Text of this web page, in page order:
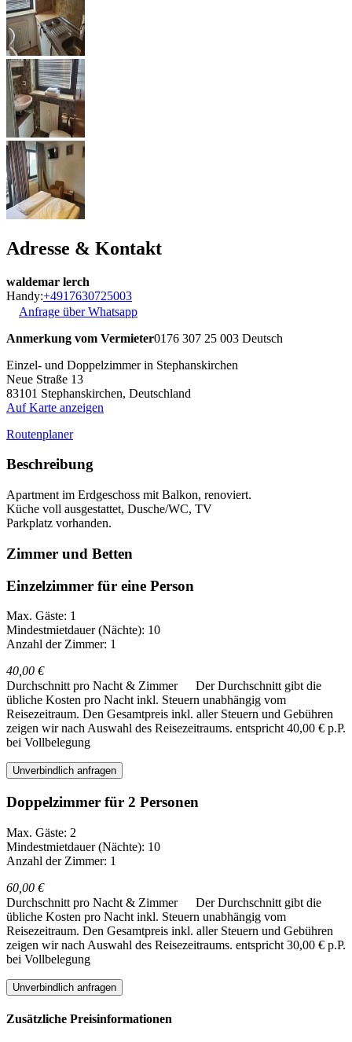
Adresse & Kontakt
waldemar lerch
Handy:+4917630725003
Anfrage über Whatsapp
Anmerkung vom Vermieter0176 307 25 003 Deutsch
Einzel- und Doppelzimmer in Stephanskirchen
Neue Straße 13
83101 Stephanskirchen, Deutschland
Auf Karte anzeigen
Routenplaner
Beschreibung
Apartment im Erdgeschoss mit Balkon, renoviert.
Küche voll ausgestattet, Dusche/WC, TV
Parkplatz vorhanden.
Zimmer und Betten
Einzelzimmer für eine Person
Max. Gäste: 1
Mindestmietdauer (Nächte): 10
Anzahl der Zimmer: 1
40,00 €
Durchschnitt pro Nacht & Zimmer
Der Durchschnitt gibt die
übliche Kosten pro Nacht inkl. Steuern unabhängig vom
Reisezeitraum. Den Gesamtpreis inkl. aller Steuern und Gebühren
zeigen wir nach Auswahl des Reisezeitraums. entspricht 40,00 € p.P.
bei Vollbelegung
Unverbindlich anfragen
Doppelzimmer für 2 Personen
Max. Gäste: 2
Mindestmietdauer (Nächte): 10
Anzahl der Zimmer: 1
60,00 €
Durchschnitt pro Nacht & Zimmer
Der Durchschnitt gibt die
übliche Kosten pro Nacht inkl. Steuern unabhängig vom
Reisezeitraum. Den Gesamtpreis inkl. aller Steuern und Gebühren
zeigen wir nach Auswahl des Reisezeitraums. entspricht 30,00 € p.P.
bei Vollbelegung
Unverbindlich anfragen
Zusätzliche Preisinformationen